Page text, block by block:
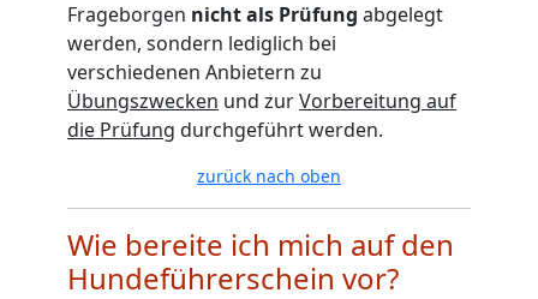
Frageborgen nicht als Prüfung abgelegt
werden, sondern lediglich bei
verschiedenen Anbietern zu
Übungszwecken und zurVorbereitung auf
die Prüfung durchgeführt werden.
zurück nach oben
Wie bereite ich mich auf den
Hundeführerschein vor?